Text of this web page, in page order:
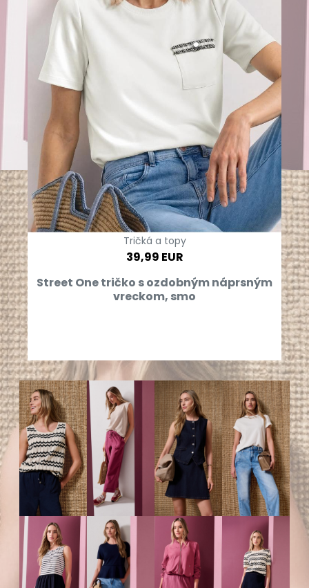
Tričká a topy
39,99 EUR
Street One tričko s ozdobným náprsným
vreckom, smo